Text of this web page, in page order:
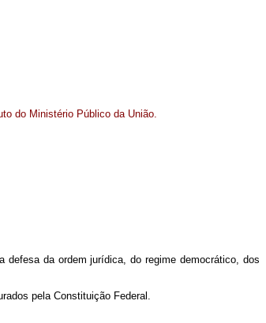
do Ministério Público da União.
defesa da ordem jurídica, do regime democrático, dos
pela Constituição Federal.